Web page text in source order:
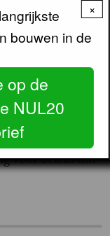
kansen
voor beleid dat
×
bouwen in de
op de
NUL20